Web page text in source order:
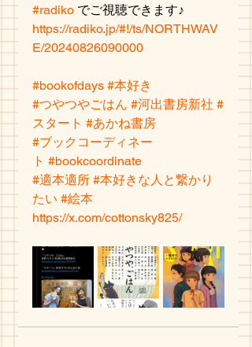
#radiko でご視聴できます♪
https://radiko.jp/#!/ts/NORTHWAV
E/20240826090000
#bookofdays #本好き
#つやつやごはん #河出書房新社 #
スタート #あかね書房
#ブックコーディネー
ト #bookcoordinate
#適本適所 #本好きな人と繋かり
たい #絵本
https://x.com/cottonsky825/